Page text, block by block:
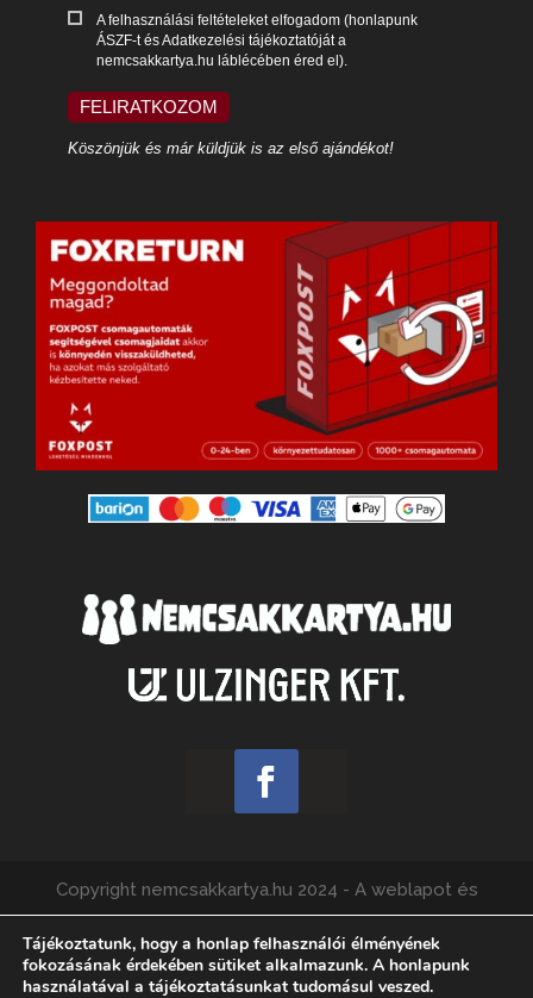
A felhasználási feltételeket elfogadom (honlapunk
ÁSZF-t és Adatkezelési tájékoztatóját a
nemcsakkartya.hu láblécében éred el).
FELIRATKOZOM
Köszönjük és már küldjük is az első ajándékot!
Copyright nemcsakkartya.hu 2024 - A weblapot és
webshopot üzemelteti az Ulzinger Kft., felelős kiadó:
Füzes Ádám.
Tájékoztatunk, hogy a honlap felhasználói élményének
fokozásának érdekében sütiket alkalmazunk. A honlapunk
használatával a tájékoztatásunkat tudomásul veszed.